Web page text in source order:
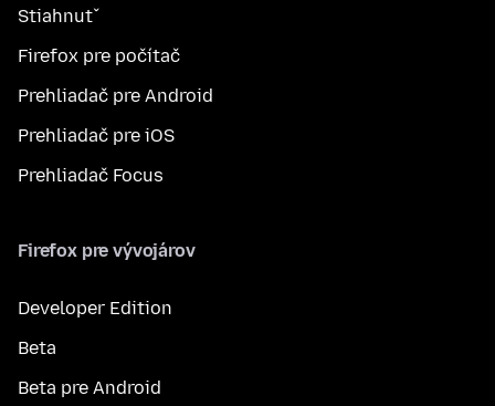
Stiahnuť
Firefox pre počítač
Prehliadač pre Android
Prehliadač pre iOS
Prehliadač Focus
Firefox pre vývojárov
Developer Edition
Beta
Beta pre Android